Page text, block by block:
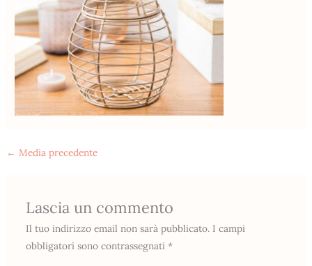
← Media precedente
Lascia un commento
Il tuo indirizzo email non sarà pubblicato. I campi
obbligatori sono contrassegnati *